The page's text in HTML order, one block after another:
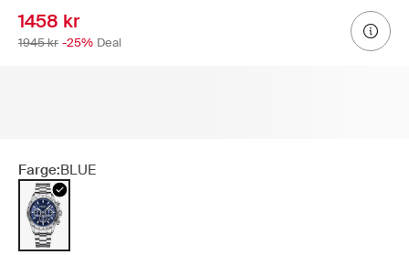
1458 kr
1945 kr -25% Deal
Farge:BLUE